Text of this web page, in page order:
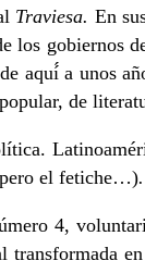
Traviesa. En
gobiernos
aquí́ a unos
de
pero el fetiche…).
4,